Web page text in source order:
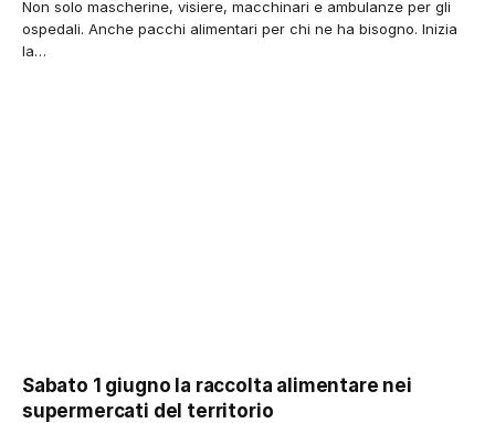
Non solo mascherine, visiere, macchinari e ambulanze per gli
ospedali. Anche pacchi alimentari per chi ne ha bisogno. Inizia
la…
Sabato 1 giugno la raccolta alimentare nei
supermercati del territorio